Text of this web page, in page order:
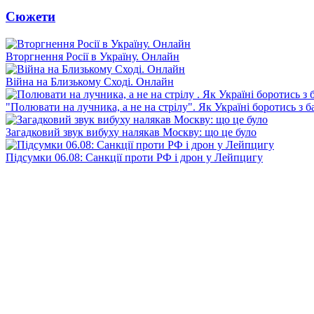
Сюжети
Вторгнення Росії в Україну. Онлайн
Війна на Близькому Сході. Онлайн
"Полювати на лучника, а не на стрілу". Як Україні боротись з
Загадковий звук вибуху налякав Москву: що це було
Підсумки 06.08: Санкції проти РФ і дрон у Лейпцигу